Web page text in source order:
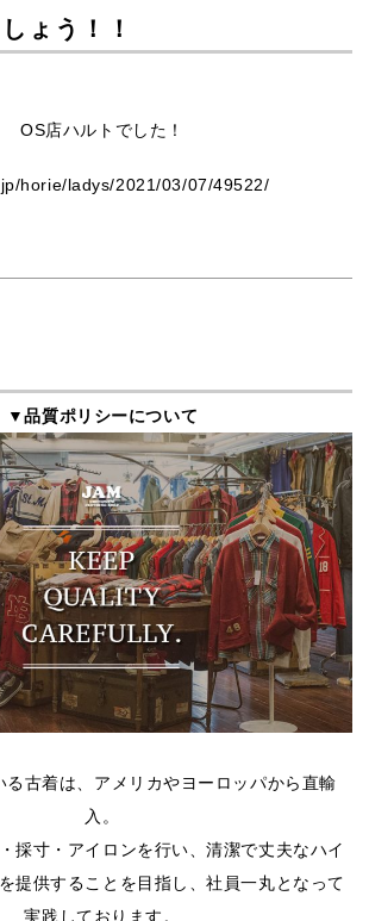
ょう！！
OS店ハルトでした！
horie/ladys/2021/03/07/49522/
▼品質ポリシーについて
る古着は、アメリカやヨーロッパから直輸
入。
採寸・アイロンを行い、清潔で丈夫なハイ
提供することを目指し、社員一丸となって
実践しております。